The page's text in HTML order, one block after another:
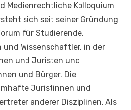
Medienrechtliche Kolloquium
sich seit seiner Gründung
für Studierende,
Wissenschaftler, in der
und Juristen und
und Bürger. Die
Juristinnen und
anderer Disziplinen. Als